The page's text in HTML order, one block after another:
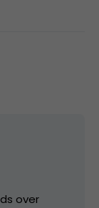
over